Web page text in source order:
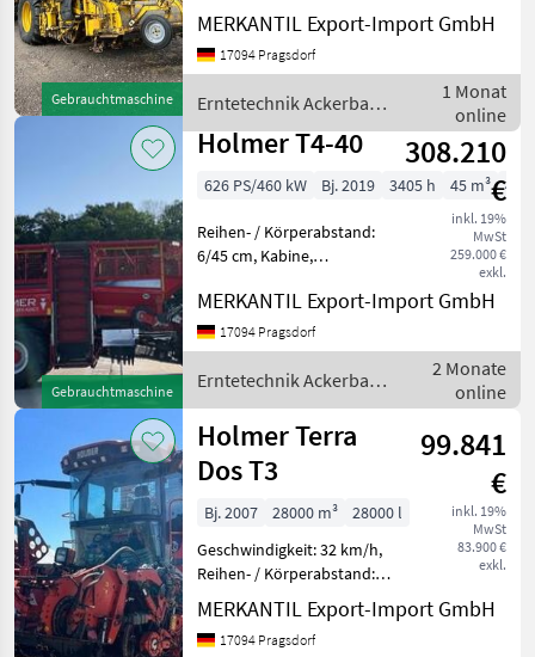
Gebrauchtmaschine
Länge: 1495 cm, Höhe: 400
cm, Breite: 300 cm, Reihen- /
Körperabstand: 50 cm,
Autopi
MERKANTIL Export-Import GmbH
17094 Pragsdorf
Erntetechnik Ackerbau
/ Ropa
1 Monat
online
Gebrauchtmaschine
Holmer T4-40
308.210
€
inkl. 19%
MwSt
259.000 €
exkl.
626 PS/460 kW Bj. 2019 3405 h 45 m³ 45 l
Reihen- / Körperabstand:
6/45 cm, Kabine,
Rundumleuchte ________ 6
reihig, 45cm
Reihenabstand,
Kombihäcksler mit
MERKANTIL Export-Import GmbH
17094 Pragsdorf
Erntetechnik Ackerbau
/ Holmer
2 Monate
online
Holmer Terra
Dos T3
99.841
€
inkl. 19%
MwSt
83.900 €
exkl.
Bj. 2007 28000 m³
28000 l
Geschwindigkeit: 32 km/h,
Reihen- / Körperabstand:
45-50 cm, Flächenleistung:
4220 ha, Reihenanzahl (6-
reihig), Autopilot, Kabine,
MERKANTIL Export-Import GmbH
17094 Pragsdorf